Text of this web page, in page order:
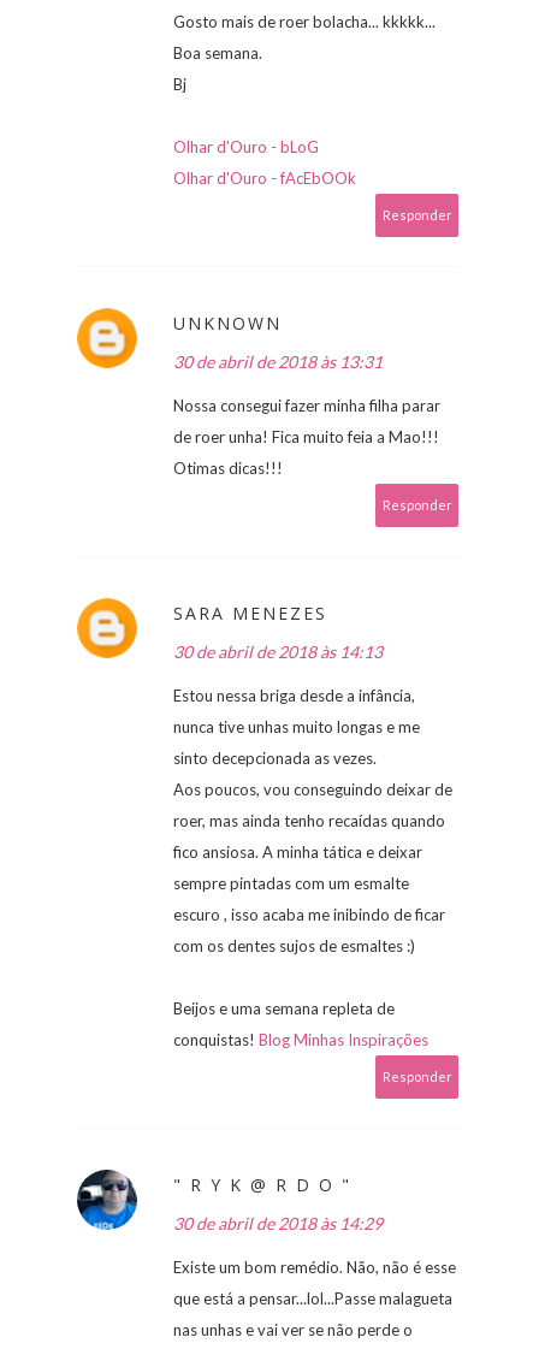
Gosto mais de roer bolacha... kkkkk...
Boa semana.
Bj
Olhar d'Ouro - bLoG
Olhar d'Ouro - fAcEbOOk
Responder
UNKNOWN
30 de abril de 2018 às 13:31
Nossa consegui fazer minha filha parar
de roer unha! Fica muito feia a Mao!!!
Otimas dicas!!!
Responder
SARA MENEZES
30 de abril de 2018 às 14:13
Estou nessa briga desde a infância,
nunca tive unhas muito longas e me
sinto decepcionada as vezes.
Aos poucos, vou conseguindo deixar de
roer, mas ainda tenho recaídas quando
fico ansiosa. A minha tática e deixar
sempre pintadas com um esmalte
escuro , isso acaba me inibindo de ficar
com os dentes sujos de esmaltes :)
Beijos e uma semana repleta de
conquistas! Blog Minhas Inspirações
Responder
" R Y K @ R D O "
30 de abril de 2018 às 14:29
Existe um bom remédio. Não, não é esse
que está a pensar...lol...Passe malagueta
nas unhas e vai ver se não perde o